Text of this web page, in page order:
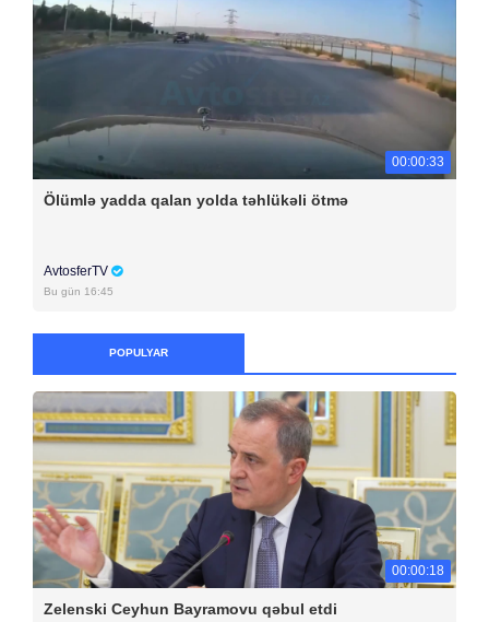
00:00:33
Ölümlə yadda qalan yolda təhlükəli ötmə
AvtosferTV
Bu gün 16:45
POPULYAR
00:00:18
Zelenski Ceyhun Bayramovu qəbul etdi